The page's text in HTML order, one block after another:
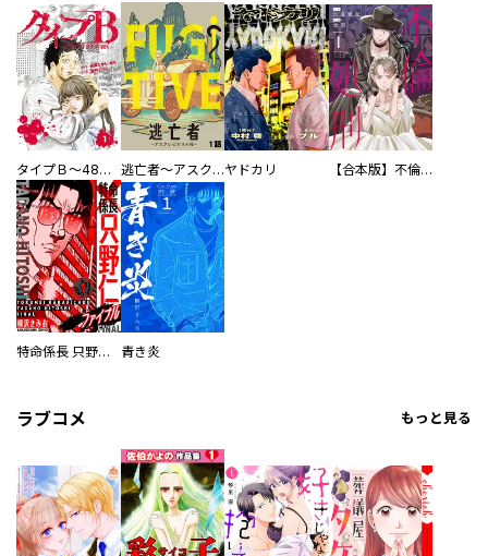
タイプＢ～48時間後、致死率100％～【単話】 逃亡者～アスクレピオスの杖～ヤドカリ 【合本版】不倫処刑
特命係長 只野仁ファイナル 愛蔵版 青き炎
ラブコメ もっと見る